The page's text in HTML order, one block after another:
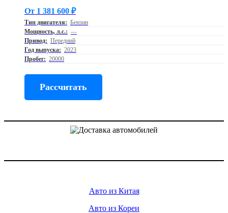
От 1 381 600 ₽
Тип двигателя: Бензин
Мощность, л.с.: —
Привод: Передний
Год выпуска: 2023
Пробег: 20000
Рассчитать
Авто из Китая
Авто из Кореи